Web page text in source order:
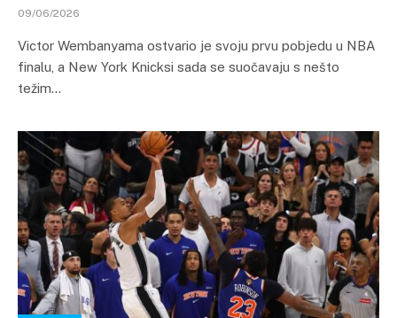
09/06/2026
Victor Wembanyama ostvario je svoju prvu pobjedu u NBA
finalu, a New York Knicksi sada se suočavaju s nešto
težim…